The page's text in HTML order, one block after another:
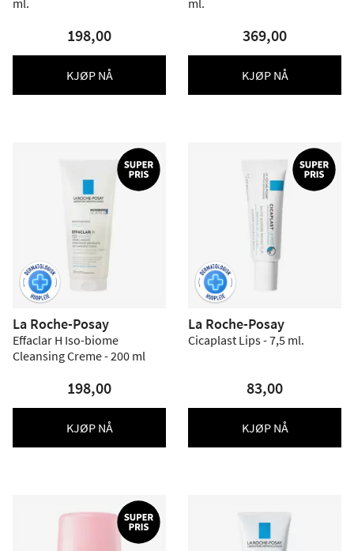
ml.
198,00
KJØP NÅ
ml.
369,00
KJØP NÅ
La Roche-Posay
Effaclar H Iso-biome
Cleansing Creme - 200 ml
198,00
KJØP NÅ
La Roche-Posay
Cicaplast Lips - 7,5 ml.
83,00
KJØP NÅ